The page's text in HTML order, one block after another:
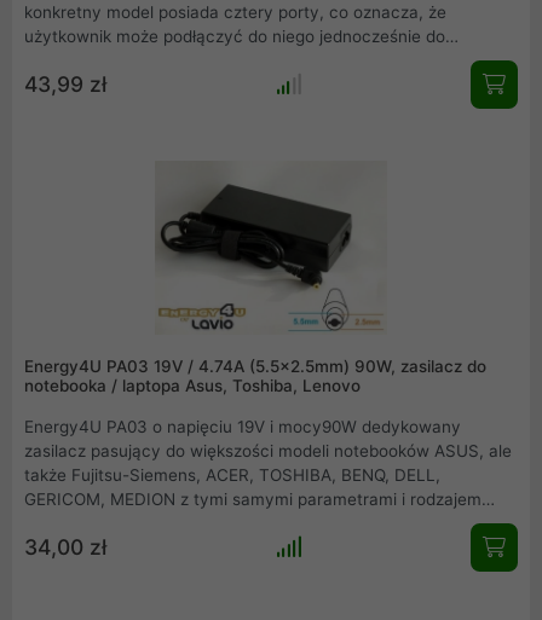
konkretny model posiada cztery porty, co oznacza, że
użytkownik może podłączyć do niego jednocześnie do
czterech urządzeń. Dzięki temu, podłączenie urządzeń takich
jak mysz, klawiatura, pendrive, czy też kamery jest niezwykle
43,99 zł
Energy4U PA03 19V / 4.74A (5.5x2.5mm) 90W, zasilacz do
notebooka / laptopa Asus, Toshiba, Lenovo
Energy4U PA03 o napięciu 19V i mocy90W dedykowany
zasilacz pasujący do większości modeli notebooków ASUS, ale
także Fujitsu-Siemens, ACER, TOSHIBA, BENQ, DELL,
GERICOM, MEDION z tymi samymi parametrami i rodzajem
wtyku 5.5 x 2.5mm. Zasilacz do notebooka / laptopa marki
Energy4U odznacza się wysoką jakością wykonania dzięki
34,00 zł